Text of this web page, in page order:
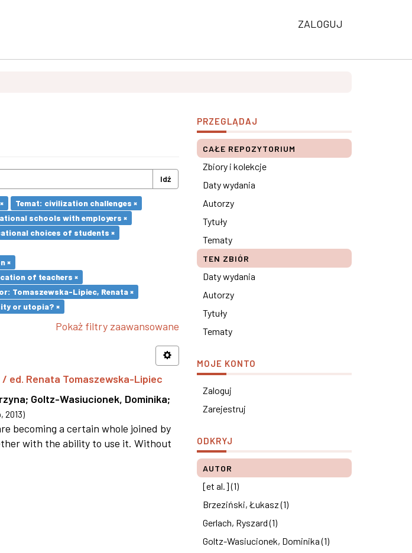
ZALOGUJ
Idź
Temat: civilization challenges ×
schools with employers ×
choices of students ×
×
of teachers ×
Tomaszewska-Lipiec, Renata ×
or utopia? ×
Pokaż filtry zaawansowane
ed. Renata Tomaszewska-Lipiec
; Goltz-Wasiucionek, Dominika;
, 2013)
becoming a certain whole joined by
with the ability to use it. Without
PRZEGLĄDAJ
CAŁE REPOZYTORIUM
Zbiory i kolekcje
Daty wydania
Autorzy
Tytuły
Tematy
TEN ZBIÓR
Daty wydania
Autorzy
Tytuły
Tematy
MOJE KONTO
Zaloguj
Zarejestruj
ODKRYJ
AUTOR
[et al.] (1)
Brzeziński, Łukasz (1)
Gerlach, Ryszard (1)
Goltz-Wasiucionek, Dominika (1)